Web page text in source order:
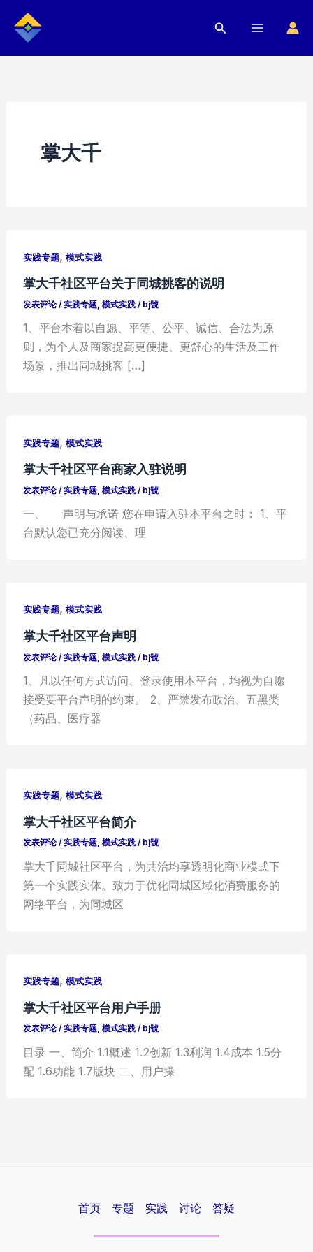
搜
掌大千
实践专题,模式实践
掌大千社区平台关于同城挑客的说明
发表评论 /实践专题 ,模式实践 / bj號
1、平台本着以自愿、平等、公平、诚信、合法为原
则，为个人及商家提高更便捷、更舒心的生活及工作
场景，推出同城挑客 […]
实践专题,模式实践
掌大千社区平台商家入驻说明
发表评论 /实践专题 ,模式实践 / bj號
一、 声明与承诺 您在申请入驻本平台之时： 1、平
台默认您已充分阅读、理
实践专题,模式实践
掌大千社区平台声明
发表评论 /实践专题 ,模式实践 / bj號
1、凡以任何方式访问、登录使用本平台，均视为自愿
接受要平台声明的约束。 2、严禁发布政治、五黑类
（药品、医疗器
实践专题,模式实践
掌大千社区平台简介
发表评论 /实践专题,模式实践 / bj號
掌大千同城社区平台，为共治均享透明化商业模式下
第一个实践实体。致力于优化同城区域化消费服务的
网络平台，为同城区
实践专题,模式实践
掌大千社区平台用户手册
发表评论 /实践专题,模式实践 / bj號
目录 一、简介 1.1概述 1.2创新 1.3利润 1.4成本 1.5分
配 1.6功能 1.7版块 二、用户操
首页 专题 实践 讨论 答疑